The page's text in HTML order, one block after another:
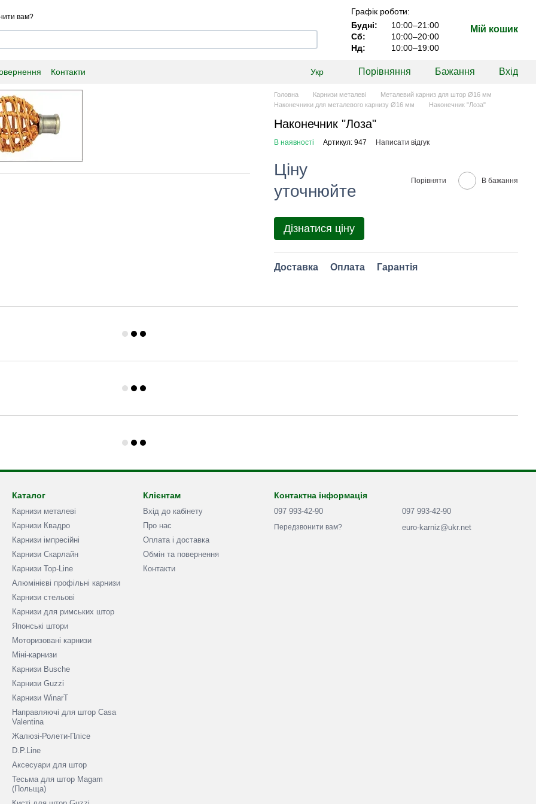
вам?
Графік роботи:
Будні:
10:00–21:00
Сб:
10:00–20:00
Нд:
10:00–19:00
Мій кошик
Контакти Укр Порівняння Бажання Вхід
Головна Карнизи металеві
Металевий карниз для штор Ø16 мм
Наконечники для металевого карнизу Ø16 мм
Наконечник "Лоза"
Наконечник "Лоза"
В наявності Артикул: 947 Написати відгук
Ціну
уточнюйте
Порівняти В бажання
Дізнатися ціну
Доставка Оплата Гарантія
Каталог
Карнизи металеві
Карнизи Квадро
Карнизи імпресійні
Карнизи Скарлайн
Карнизи Top-Line
Алюмінієві профільні карнизи
Карнизи стельові
Карнизи для римських штор
Японські штори
Моторизовані карнизи
Міні-карнизи
Карнизи Busche
Карнизи Guzzi
Карнизи WinarT
Направляючі для штор Casa
Valentina
Жалюзі-Ролети-Плісе
D.P.Line
Аксесуари для штор
Тесьма для штор Magam
(Польща)
Клієнтам
Вхід до кабінету
Про нас
Оплата і доставка
Обмін та повернення
Контакти
Контактна інформація
097 993-42-90
Передзвонити вам?
097 993-42-90
euro-karniz@ukr.net